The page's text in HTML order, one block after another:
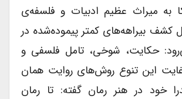
به میراث عظیم ادبیات و فلسفه‌ی
کشف بیراهه‌های کمتر پیموده‌شده در
حکایت، شوخی، تامل فلسفی و
این تنوع روش‌های روایت همان
خود در هنر رمان گفته: تا رمان